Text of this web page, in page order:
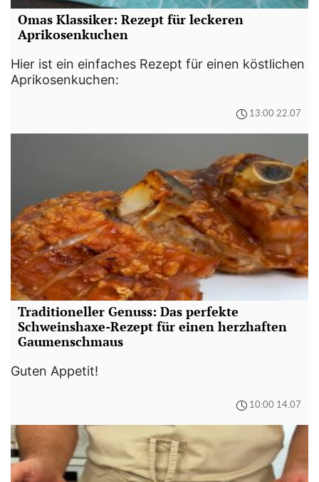
Omas Klassiker: Rezept für leckeren
Aprikosenkuchen
Hier ist ein einfaches Rezept für einen köstlichen
Aprikosenkuchen:
13:00 22.07
Traditioneller Genuss: Das perfekte
Schweinshaxe-Rezept für einen herzhaften
Gaumenschmaus
Guten Appetit!
10:00 14.07